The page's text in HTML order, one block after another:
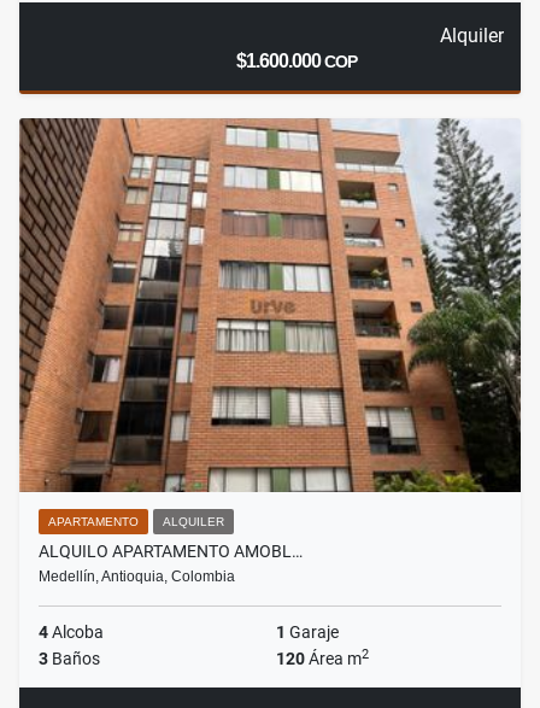
Alquiler
$1.600.000COP
APARTAMENTO ALQUILER
ALQUILO APARTAMENTO AMOBL…
Medellín, Antioquia, Colombia
4Alcoba 1 Garaje
3 Baños 120Área m2